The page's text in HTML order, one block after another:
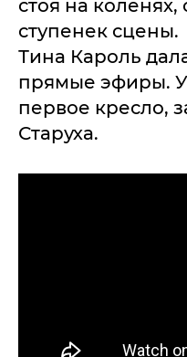
стоя на коленях,
ступенек
Тина Кароль
прямые эфиры.
первое кресло,
Старуха.